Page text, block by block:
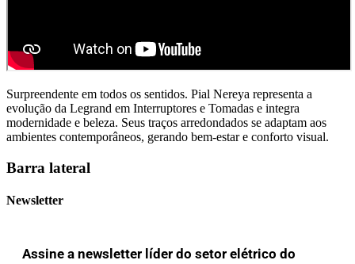
Surpreendente em todos os sentidos. Pial Nereya representa a
evolução da Legrand em Interruptores e Tomadas e integra
modernidade e beleza. Seus traços arredondados se adaptam aos
ambientes contemporâneos, gerando bem-estar e conforto visual.
Barra lateral
Newsletter
Assine a newsletter líder do setor elétrico do